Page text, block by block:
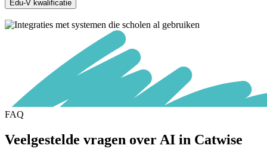
Edu-V kwalificatie
FAQ
Veelgestelde vragen over AI in Catwise